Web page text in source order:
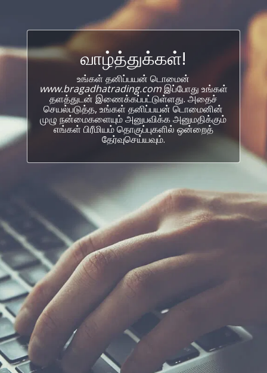
வாழ்த்துக்கள்!
உங்கள் தனிப்பயன் டொமைன்
www.bragadhatrading.comஇப்போது உங்கள்
தளத்துடன் இணைக்கப்பட்டுள்ளது. அதைச்
செயல்படுத்த, உங்கள் தனிப்பயன் டொமைனின்
முழு நன்மைகளையும் அனுபவிக்க அனுமதிக்கும்
எங்கள் பிரீமியம் தொகுப்புகளில் ஒன்றைத்
தேர்வுசெய்யவும்.